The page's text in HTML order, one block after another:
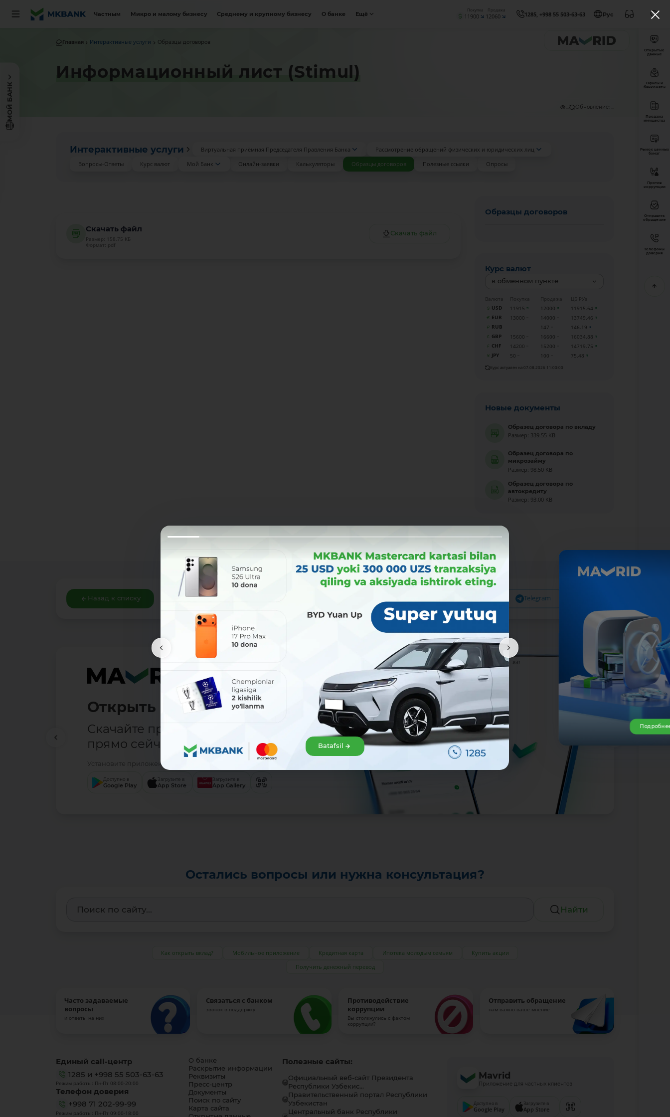
Частным Микро и малому бизнесу Среднему и крупному бизнесу О банке Ещё
Покупка
11900
Продажа
12060 1285, +998 55 503-63-63 Рус
МОЙ БАНК
Главная Интерактивные услуги Образцы договоров
Информационный лист (Stimul)
Обновление: ...
Интерактивные услуги Виртуальная приёмная Председателя Правления Банка
Рассмотрение обращений физических и юридических лиц
Вопросы-Ответы
Курс валют Мой Банк Онлайн-заявки Калькуляторы Образцы договоров Полезные ссылки Опросы
Скачать файл
Размер: 158.75 КБ
Формат: pdf
Скачать файл
Образцы договоров
Курс валют
в обменном пункте
Валюта Покупка Продажа
ЦБ РУз
USD
11915 12000
11915.64
EUR
13000 14000
13749.46
RUB
147
146.19
GBP
15600 16600
16034.88
CHF
14200 15200
14719.75
JPY
50 100 75.48
Курс актуален на 07.08.2026 11:00:00
Новые документы
Образец договора по вкладу
Размер: 339.55 KB
Образец договора по
микрозайму
Размер: 98.50 KB
Образец договора по
автокредиту
Размер: 93.00 KB
Назад к списку Поделиться: Telegram
Открыть вклад — легко!
Скачайте приложение MAVRID
прямо сейчас.
Установите приложение Mavrid в удобном для вас сервисе:
Доступно в
Google Play
Загрузите в
App Store
Загрузите в
App Gallery
Остались вопросы или нужна консультация?
Найти
Как открыть вклад? Мобильное приложение Кредитная карта Ипотека молодым семьям
Купить акции
Получить денежный перевод
Часто задаваемые
вопросы
и ответы на них
Связаться с банком
звонок в поддержку
Противодействие
коррупции
Вы столкнулись с фактом
коррупции?
Отправить обращение
нам важно ваше мнение
Открытые
данные
Офисы и
банкоматы
Продажа
имущества
Рынок ценных
бумаг
Против
коррупции
Отправить
обращение
Телефоны
доверия
Единый call-центр
1285 и +998 55 503-63-63
Режим работы: Пн-Пт 08:00-20:00
Телефон доверия
+998 71 202-99-99
Режим работы: Пн-Пт 09:00-18:00
О банке
Раскрытие информации
Реквизиты
Пресс-центр
Документы
Поиск по сайту
Карта сайта
Полезные сайты:
Официальный веб-сайт Президента
Республики Узбекис...
Правительственный портал Республики
Узбекистан
Центральный банк Республики
Mavrid
Приложение для частных клиентов
Доступно в
Google Play
Загрузите в
App Store
Batafsil